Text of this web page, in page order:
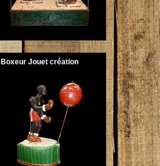
Boxeur Jouet création